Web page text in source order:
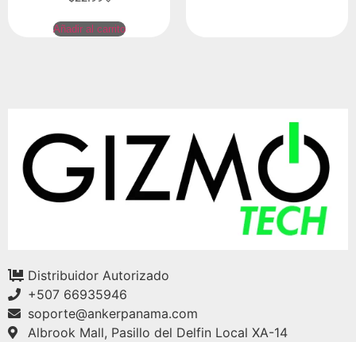
Añadir al carrito
Distribuidor Autorizado
+507 66935946
soporte@ankerpanama.com
Albrook Mall, Pasillo del Delfin Local XA-14